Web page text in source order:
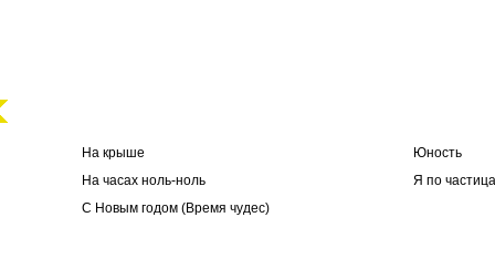
На крыше
На часах ноль-ноль
С Новым годом (Время чудес)
Юность
Я по